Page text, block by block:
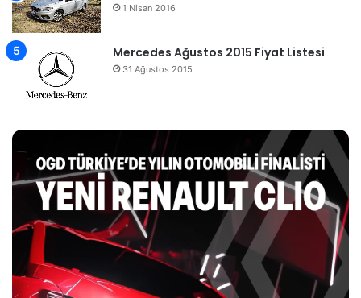
1 Nisan 2016
Mercedes Ağustos 2015 Fiyat Listesi
31 Ağustos 2015